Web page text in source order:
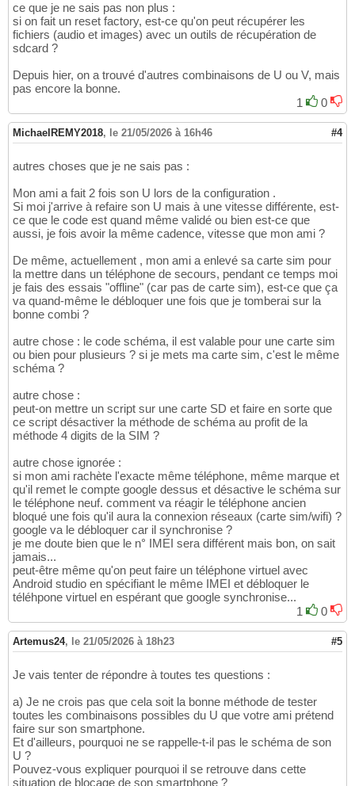
ce que je ne sais pas non plus :
si on fait un reset factory, est-ce qu'on peut récupérer les
fichiers (audio et images) avec un outils de récupération de
sdcard ?
Depuis hier, on a trouvé d'autres combinaisons de U ou V, mais
pas encore la bonne.
1
0
MichaelREMY2018, le 21/05/2026 à 16h46 #4
autres choses que je ne sais pas :
Mon ami a fait 2 fois son U lors de la configuration .
Si moi j'arrive à refaire son U mais à une vitesse différente, est-
ce que le code est quand même validé ou bien est-ce que
aussi, je fois avoir la même cadence, vitesse que mon ami ?
De même, actuellement , mon ami a enlevé sa carte sim pour
la mettre dans un téléphone de secours, pendant ce temps moi
je fais des essais "offline" (car pas de carte sim), est-ce que ça
va quand-même le débloquer une fois que je tomberai sur la
bonne combi ?
autre chose : le code schéma, il est valable pour une carte sim
ou bien pour plusieurs ? si je mets ma carte sim, c'est le même
schéma ?
autre chose :
peut-on mettre un script sur une carte SD et faire en sorte que
ce script désactiver la méthode de schéma au profit de la
méthode 4 digits de la SIM ?
autre chose ignorée :
si mon ami rachète l'exacte même téléphone, même marque et
qu'il remet le compte google dessus et désactive le schéma sur
le téléphone neuf. comment va réagir le téléphone ancien
bloqué une fois qu'il aura la connexion réseaux (carte sim/wifi) ?
google va le débloquer car il synchronise ?
je me doute bien que le n° IMEI sera différent mais bon, on sait
jamais...
peut-être même qu'on peut faire un téléphone virtuel avec
Android studio en spécifiant le même IMEI et débloquer le
téléhpone virtuel en espérant que google synchronise...
1
0
Artemus24, le 21/05/2026 à 18h23 #5
Je vais tenter de répondre à toutes tes questions :
a) Je ne crois pas que cela soit la bonne méthode de tester
toutes les combinaisons possibles du U que votre ami prétend
faire sur son smartphone.
Et d'ailleurs, pourquoi ne se rappelle-t-il pas le schéma de son
U ?
Pouvez-vous expliquer pourquoi il se retrouve dans cette
situation de blocage de son smartphone ?